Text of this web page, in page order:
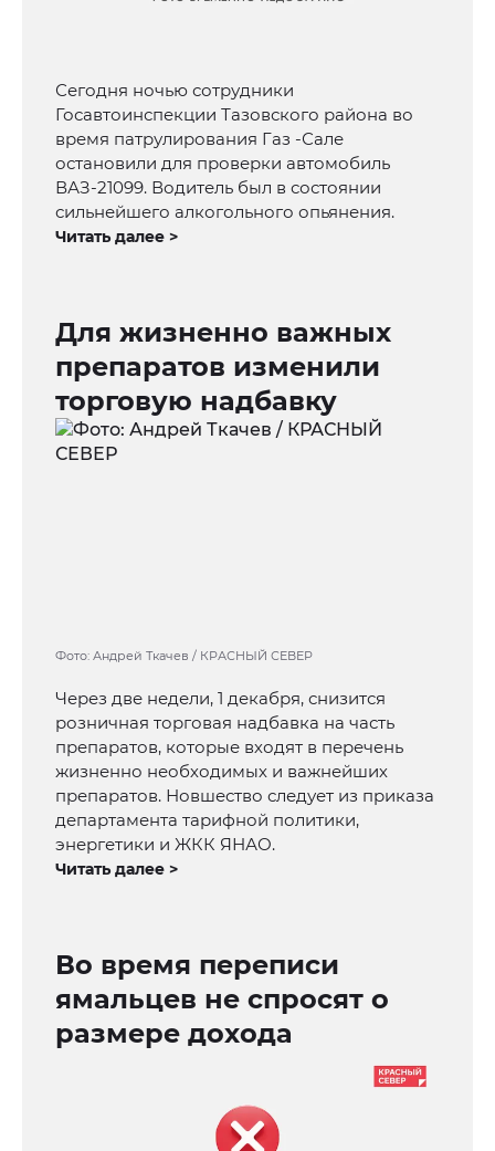
Сегодня ночью сотрудники
Госавтоинспекции Тазовского района во
время патрулирования Газ -Сале
остановили для проверки автомобиль
ВАЗ-21099. Водитель был в состоянии
сильнейшего алкогольного опьянения.
Читать далее >
Для жизненно важных
препаратов изменили
торговую надбавку
Фото: Андрей Ткачев / КРАСНЫЙ СЕВЕР
Через две недели, 1 декабря, снизится
розничная торговая надбавка на часть
препаратов, которые входят в перечень
жизненно необходимых и важнейших
препаратов. Новшество следует из приказа
департамента тарифной политики,
энергетики и ЖКК ЯНАО.
Читать далее >
Во время переписи
ямальцев не спросят о
размере дохода